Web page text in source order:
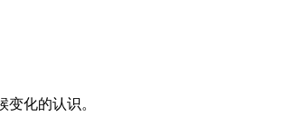
化的认识。